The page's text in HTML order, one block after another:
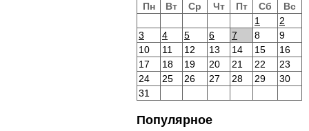
Пн
Вт Ср Чт Пт Сб
Вс
1
2
3
4 5 6 7 8
9
10
11 12 13 14 15
16
17
18 19 20 21 22
23
24
25 26 27 28 29
30
31
Популярное